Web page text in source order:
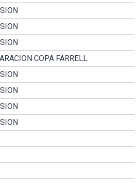
COPA FARRELL